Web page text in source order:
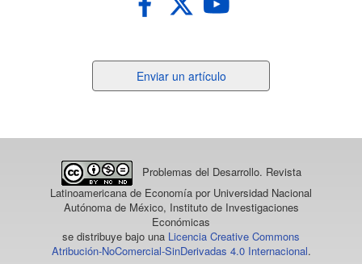
un
Enviar un artículo
Problemas del Desarrollo. Revista
Latinoamericana de Economía por Universidad Nacional
Autónoma de México, Instituto de Investigaciones
Económicas
se distribuye bajo una Licencia Creative Commons
Atribución-NoComercial-SinDerivadas 4.0 Internacional.